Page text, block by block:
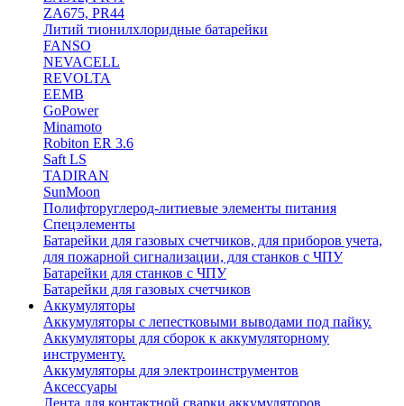
ZA675, PR44
Литий тионилхлоридные батарейки
FANSO
NEVACELL
REVOLTA
EEMB
GoPower
Minamoto
Robiton ER 3.6
Saft LS
TADIRAN
SunMoon
Полифторуглерод-литиевые элементы питания
Спецэлементы
Батарейки для газовых счетчиков, для приборов учета,
для пожарной сигнализации, для станков с ЧПУ
Батарейки для станков с ЧПУ
Батарейки для газовых счетчиков
Аккумуляторы
Аккумуляторы с лепестковыми выводами под пайку.
Аккумуляторы для сборок к аккумуляторному
инструменту.
Аккумуляторы для электроинструментов
Аксессуары
Лента для контактной сварки аккумуляторов